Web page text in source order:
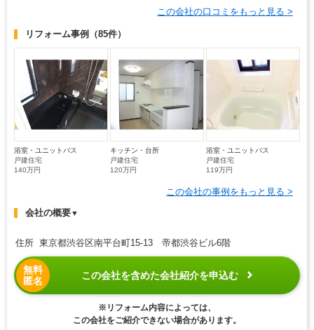
この会社の口コミをもっと見る >
リフォーム事例 （85件）
浴室・ユニットバス
戸建住宅
140万円
キッチン・台所
戸建住宅
120万円
浴室・ユニットバス
戸建住宅
119万円
この会社の事例をもっと見る >
会社の概要▼
住所 東京都渋谷区南平台町15-13 帝都渋谷ビル6階
無料
匿名
この会社を含めた会社紹介を申込む
※リフォーム内容によっては、
この会社をご紹介できない場合があります。